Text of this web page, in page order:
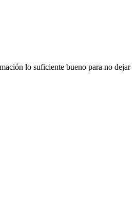
lo suficiente bueno para no dejar